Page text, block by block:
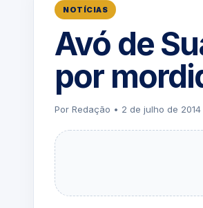
NOTÍCIAS
Avó de
por
Por Redação • 2 de julho de 2014